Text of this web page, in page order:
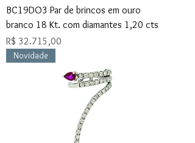
BC19DO3 Par de brincos em ouro
branco 18 Kt. com diamantes 1,20 cts
Preço
R$ 32.715,00
Novidade